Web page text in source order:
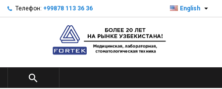
Телефон: +99878 113 36 36 English 
